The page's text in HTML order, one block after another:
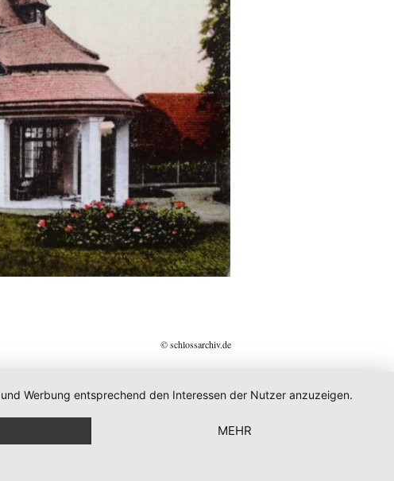
© schlossarchiv.de
Werbung entsprechend den Interessen der Nutzer anzuzeigen.
MEHR